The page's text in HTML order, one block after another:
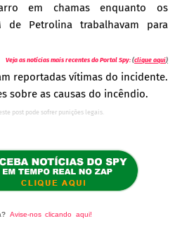
em chamas enquanto os
de Petrolina trabalhavam para
Veja as notícias mais recentes do Portal Spy: (clique aqui)
reportadas vítimas do incidente.
sobre as causas do incêndio.
post pode sofrer punições legais.
Avise-nos clicando aqui!